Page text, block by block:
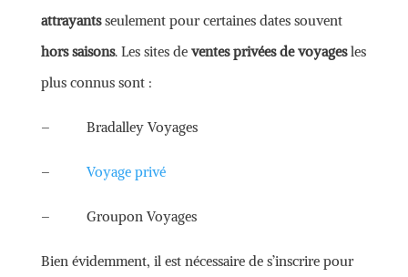
attrayantsseulement pour certaines dates souvent
hors saisons. Les sites de ventes privées de voyagesles
plus connus sont :
– Bradalley Voyages
– Voyage privé
– Groupon Voyages
Bien évidemment, il est nécessaire de s’inscrire pour